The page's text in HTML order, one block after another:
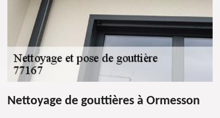
Nettoyage de gouttières à Ormesson